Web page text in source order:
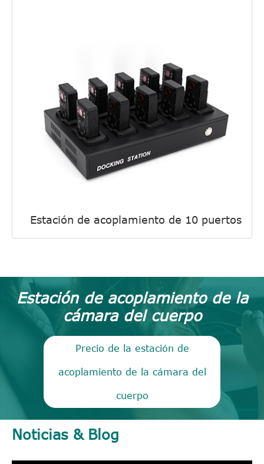
Estación de acoplamiento de 10 puertos
Estación de acoplamiento de la
cámara del cuerpo
Precio de la estación de
acoplamiento de la cámara del
cuerpo
Noticias & Blog